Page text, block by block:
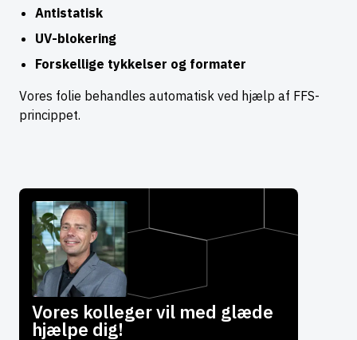
Antistatisk
UV-blokering
Forskellige tykkelser og formater
Vores folie behandles automatisk ved hjælp af FFS-
princippet.
Vores kolleger vil med glæde
hjælpe dig!